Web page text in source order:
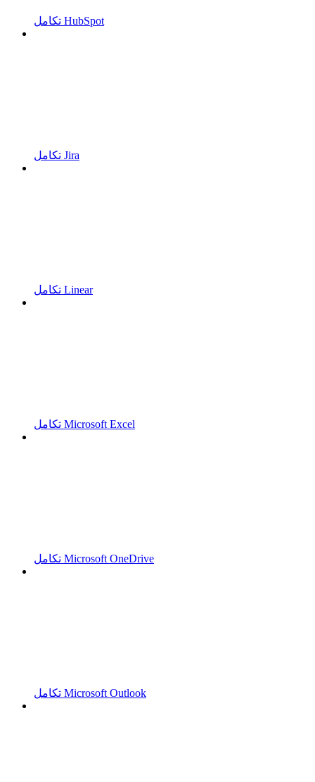
تكامل HubSpot
تكامل Jira
تكامل Linear
تكامل Microsoft Excel
تكامل Microsoft OneDrive
تكامل Microsoft Outlook